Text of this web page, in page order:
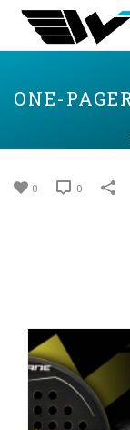
ONE-
0 0